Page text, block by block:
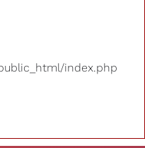
index.php